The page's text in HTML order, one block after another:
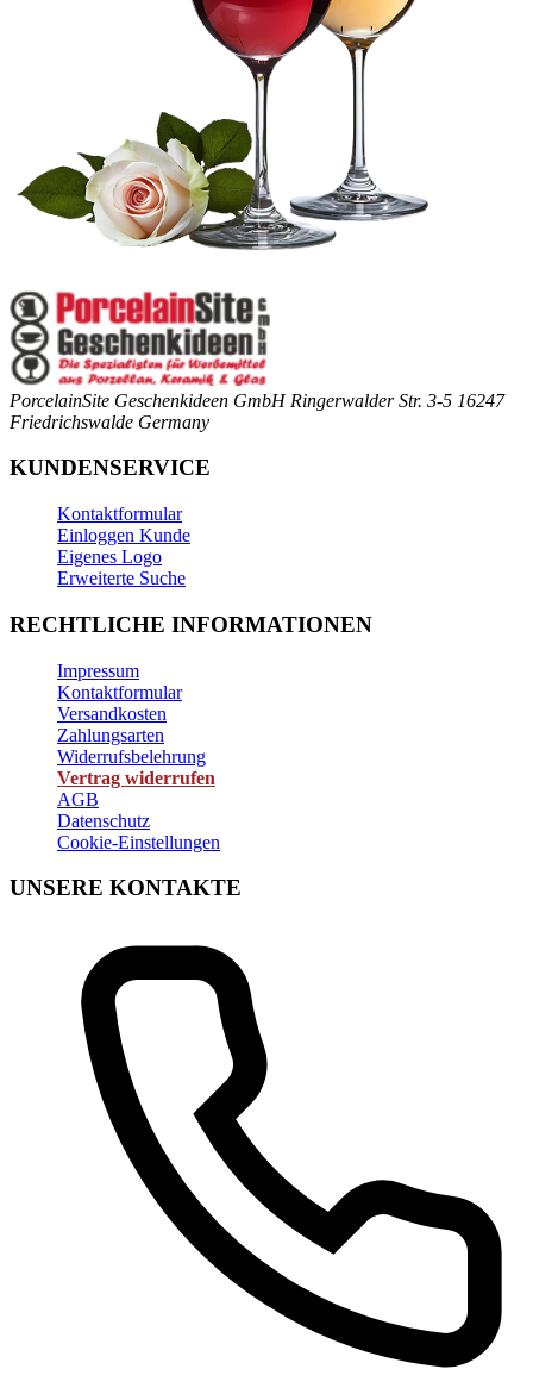
PorcelainSite Geschenkideen GmbH Ringerwalder Str. 3-5 16247
Friedrichswalde Germany
KUNDENSERVICE
Kontaktformular
Einloggen Kunde
Eigenes Logo
Erweiterte Suche
RECHTLICHE INFORMATIONEN
Impressum
Kontaktformular
Versandkosten
Zahlungsarten
Widerrufsbelehrung
Vertrag widerrufen
AGB
Datenschutz
Cookie-Einstellungen
UNSERE KONTAKTE